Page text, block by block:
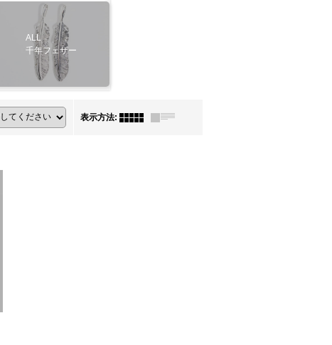
ALL
千年フェザー
表示方法: